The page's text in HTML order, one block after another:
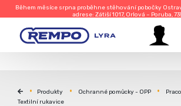
Během měsíce srpna proběhne stěhování pobočky
adrese: Zátiší 1017, Orlová – Poruba,
Produkty Ochranné pomůcky - OPP
Textilní rukavice